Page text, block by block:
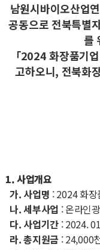
남원시바이오산업
공동으로 전북특별
를
「2024 화장품기
고하오니, 전북화
1. 사업개요
가. 사업명 : 2024 화
나. 세부사업 : 온라인
다. 사업기간 : 2024.
라. 총지원금 : 24,000